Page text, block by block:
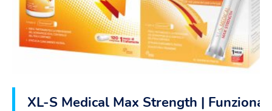
XL-S Medical Max Strength | Funziona?